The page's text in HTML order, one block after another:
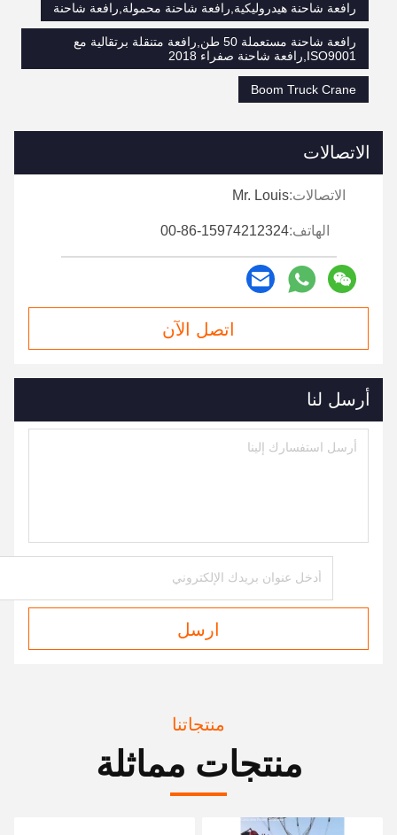
رافعة شاحنة هيدروليكية,رافعة شاحنة محمولة,رافعة شاحنة
رافعة شاحنة مستعملة 50 طن,رافعة متنقلة برتقالية مع
ISO9001,رافعة شاحنة صفراء 2018
Boom Truck Crane
الاتصالات
الاتصالات:Mr. Louis
الهاتف:00-86-15974212324
اتصل الآن
أرسل لنا
ارسل
منتجاتنا
منتجات مماثلة